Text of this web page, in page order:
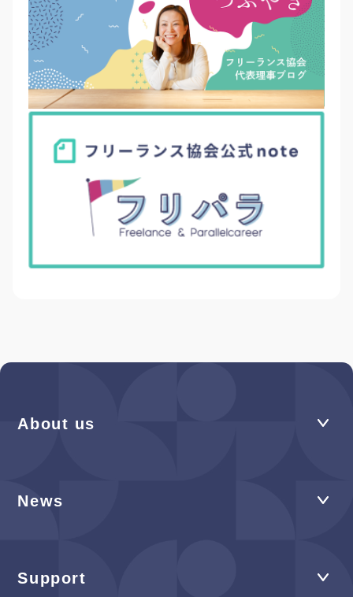
About us
News
Support